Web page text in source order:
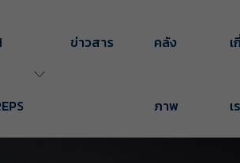
ข่าวสาร คลัง
ภาพ เ